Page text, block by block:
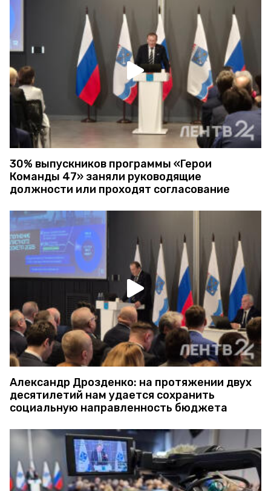
30% выпускников программы «Герои
Команды 47» заняли руководящие
должности или проходят согласование
Александр Дрозденко: на протяжении двух
десятилетий нам удается сохранить
социальную направленность бюджета